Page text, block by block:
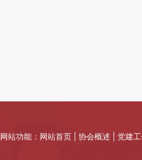
网站功能：网站首页 | 协会概述 | 党建